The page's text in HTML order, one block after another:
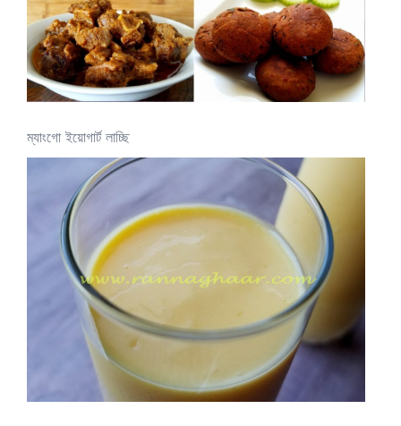
ম্যাংগো ইয়োগার্ট লাচ্ছি